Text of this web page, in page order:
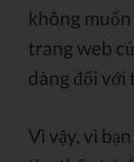
không
trang web
dàng đối với
Vì vậy, vì